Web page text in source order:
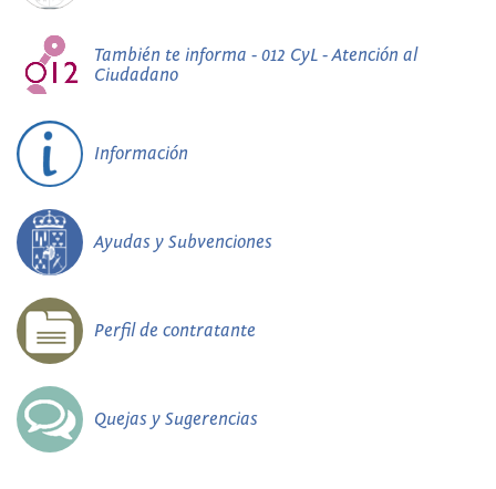
También te informa - 012 CyL - Atención al
Ciudadano
Información
Ayudas y Subvenciones
Perfil de contratante
Quejas y Sugerencias